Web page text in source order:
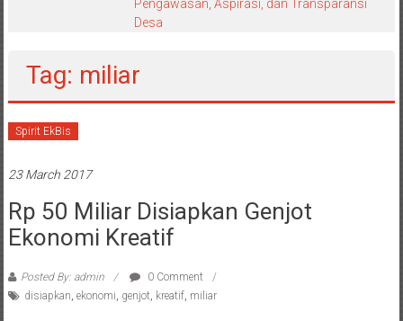
Pengawasan, Aspirasi, dan Transparansi
Desa
Tag: miliar
Spirit EkBis
23 March 2017
Rp 50 Miliar Disiapkan Genjot
Ekonomi Kreatif
Posted By: admin
0 Comment
disiapkan ekonomi genjot kreatif, miliar